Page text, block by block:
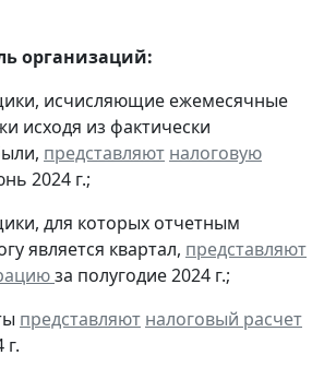
организаций:
исчисляющие ежемесячные
исходя из фактически
представляют налоговую
2024 г.;
для которых отчетным
является квартал, представляют
за полугодие 2024 г.;
представляют налоговый расчет
г.